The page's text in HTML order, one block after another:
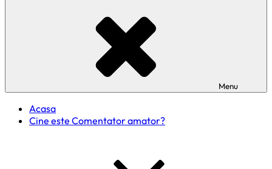
Menu
Acasa
Cine este Comentator amator?